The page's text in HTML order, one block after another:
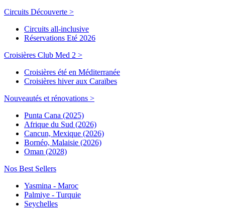
Circuits Découverte >
Circuits all-inclusive
Réservations Eté 2026
Croisières Club Med 2 >
Croisières été en Méditerranée
Croisières hiver aux Caraïbes
Nouveautés et rénovations >
Punta Cana (2025)
Afrique du Sud (2026)
Cancun, Mexique (2026)
Bornéo, Malaisie (2026)
Oman (2028)
Nos Best Sellers
Yasmina - Maroc
Palmiye - Turquie
Seychelles